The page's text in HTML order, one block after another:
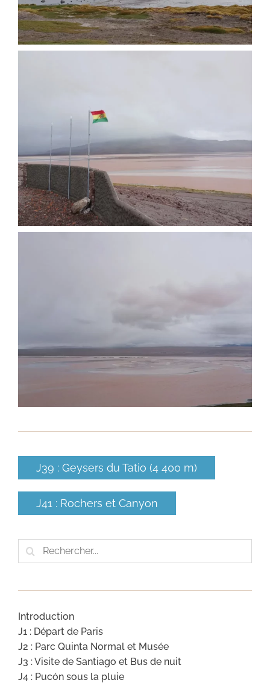
J39 : Geysers du Tatio (4 400 m)
J41 : Rochers et Canyon
Rechercher:
Introduction
J1 : Départ de Paris
J2 : Parc Quinta Normal et Musée
J3 : Visite de Santiago et Bus de nuit
J4 : Pucón sous la pluie